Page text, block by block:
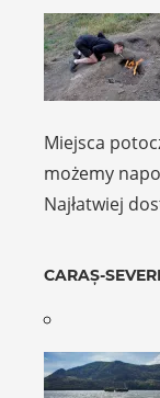
Miejsca
możemy
Najłatwiej
CARAȘ-